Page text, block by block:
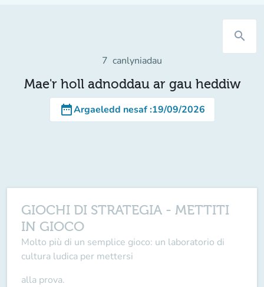
search
7 canlyniadau
Mae'r holl adnoddau ar gau heddiw
date_rangeArgaeledd nesaf:19/09/2026
GIOCHI DI STRATEGIA - METTITI
IN GIOCO
Molto più di un semplice gioco: un laboratorio di
cultura ludica per mettersi
alla prova.